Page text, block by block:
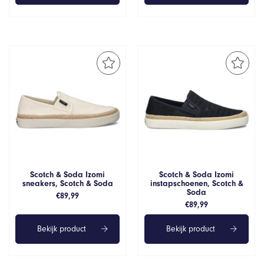
Scotch & Soda Izomi
sneakers, Scotch & Soda
€89,99
Bekijk product
Scotch & Soda Izomi
instapschoenen, Scotch &
Soda
€89,99
Bekijk product